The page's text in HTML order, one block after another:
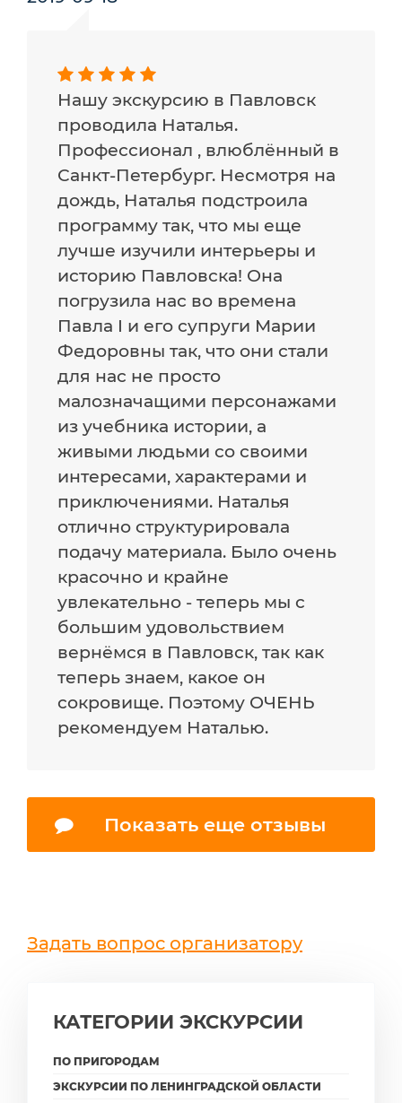
Нашу экскурсию в Павловск
проводила Наталья.
Профессионал , влюблённый в
Санкт-Петербург. Несмотря на
дождь, Наталья подстроила
программу так, что мы еще
лучше изучили интерьеры и
историю Павловска! Она
погрузила нас во времена
Павла I и его супруги Марии
Федоровны так, что они стали
для нас не просто
малозначащими персонажами
из учебника истории, а
живыми людьми со своими
интересами, характерами и
приключениями. Наталья
отлично структурировала
подачу материала. Было очень
красочно и крайне
увлекательно - теперь мы с
большим удовольствием
вернёмся в Павловск, так как
теперь знаем, какое он
сокровище. Поэтому ОЧЕНЬ
рекомендуем Наталью.
Показать еще отзывы
Задать вопрос организатору
КАТЕГОРИИ ЭКСКУРСИИ
ПО ПРИГОРОДАМ
ЭКСКУРСИИ ПО ЛЕНИНГРАДСКОЙ ОБЛАСТИ